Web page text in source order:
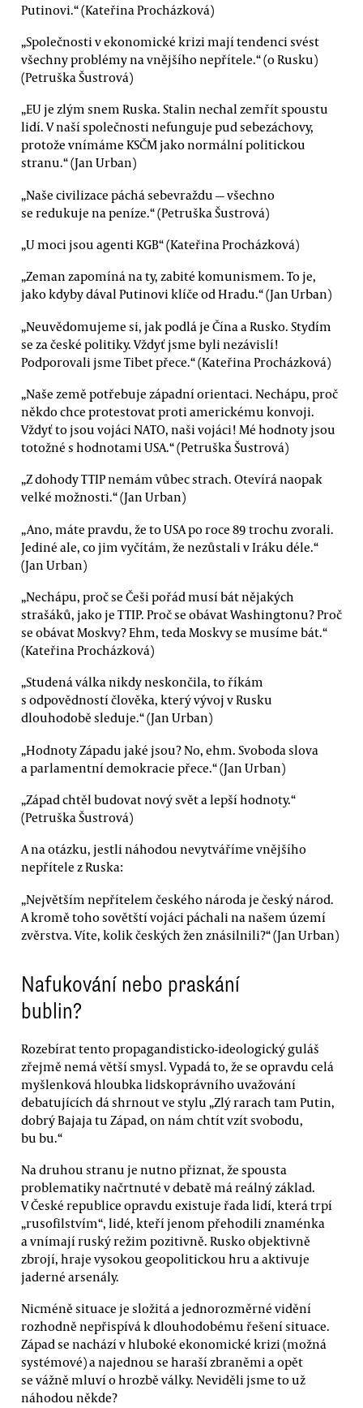
Putinovi.“ (Kateřina Procházková)
„Společnosti v ekonomické krizi mají tendenci svést
všechny problémy na vnějšího nepřítele.“ (o Rusku)
(Petruška Šustrová)
„EU je zlým snem Ruska. Stalin nechal zemřít spoustu
lidí. V naší společnosti nefunguje pud sebezáchovy,
protože vnímáme KSČM jako normální politickou
stranu.“ (Jan Urban)
„Naše civilizace páchá sebevraždu — všechno
se redukuje na peníze.“ (Petruška Šustrová)
„U moci jsou agenti KGB“ (Kateřina Procházková)
„Zeman zapomíná na ty, zabité komunismem. To je,
jako kdyby dával Putinovi klíče od Hradu.“ (Jan Urban)
„Neuvědomujeme si, jak podlá je Čína a Rusko. Stydím
se za české politiky. Vždyť jsme byli nezávislí!
Podporovali jsme Tibet přece.“ (Kateřina Procházková)
„Naše země potřebuje západní orientaci. Nechápu, proč
někdo chce protestovat proti americkému konvoji.
Vždyť to jsou vojáci NATO, naši vojáci! Mé hodnoty jsou
totožné s hodnotami USA.“ (Petruška Šustrová)
„Z dohody TTIP nemám vůbec strach. Otevírá naopak
velké možnosti.“ (Jan Urban)
„Ano, máte pravdu, že to USA po roce 89 trochu zvorali.
Jediné ale, co jim vyčítám, že nezůstali v Iráku déle.“
(Jan Urban)
„Nechápu, proč se Češi pořád musí bát nějakých
strašáků, jako je TTIP. Proč se obávat Washingtonu? Proč
se obávat Moskvy? Ehm, teda Moskvy se musíme bát.“
(Kateřina Procházková)
„Studená válka nikdy neskončila, to říkám
s odpovědností člověka, který vývoj v Rusku
dlouhodobě sleduje.“ (Jan Urban)
„Hodnoty Západu jaké jsou? No, ehm. Svoboda slova
a parlamentní demokracie přece.“ (Jan Urban)
„Západ chtěl budovat nový svět a lepší hodnoty.“
(Petruška Šustrová)
A na otázku, jestli náhodou nevytváříme vnějšího
nepřítele z Ruska:
„Největším nepřítelem českého národa je český národ.
A kromě toho sovětští vojáci páchali na našem území
zvěrstva. Víte, kolik českých žen znásilnili?“ (Jan Urban)
Nafukování nebo praskání
bublin?
Rozebírat tento propagandisticko-ideologický guláš
zřejmě nemá větší smysl. Vypadá to, že se opravdu celá
myšlenková hloubka lidskoprávního uvažování
debatujících dá shrnout ve stylu „Zlý rarach tam Putin,
dobrý Bajaja tu Západ, on nám chtít vzít svobodu,
bu bu.“
Na druhou stranu je nutno přiznat, že spousta
problematiky načrtnuté v debatě má reálný základ.
V České republice opravdu existuje řada lidí, která trpí
„rusofilstvím“, lidé, kteří jenom přehodili znaménka
a vnímají ruský režim pozitivně. Rusko objektivně
zbrojí, hraje vysokou geopolitickou hru a aktivuje
jaderné arsenály.
Nicméně situace je složitá a jednorozměrné vidění
rozhodně nepřispívá k dlouhodobému řešení situace.
Západ se nachází v hluboké ekonomické krizi (možná
systémové) a najednou se haraší zbraněmi a opět
se vážně mluví o hrozbě války. Neviděli jsme to už
náhodou někde?